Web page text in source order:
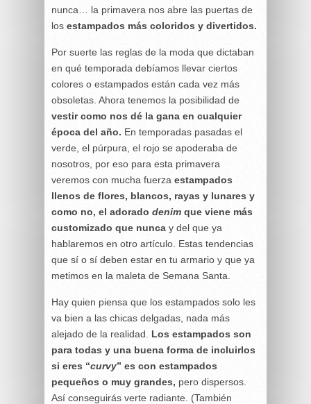
nunca… la primavera nos abre las puertas de
los estampados más coloridos y divertidos.
Por suerte las reglas de la moda que dictaban
en qué temporada debíamos llevar ciertos
colores o estampados están cada vez más
obsoletas. Ahora tenemos la posibilidad de
vestir como nos dé la gana en cualquier
época del año. En temporadas pasadas el
verde, el púrpura, el rojo se apoderaba de
nosotros, por eso para esta primavera
veremos con mucha fuerza estampados
llenos de flores, blancos, rayas y lunares y
como no, el adorado denim que viene más
customizado que nunca y del que ya
hablaremos en otro artículo. Estas tendencias
que sí o sí deben estar en tu armario y que ya
metimos en la maleta de Semana Santa.
Hay quien piensa que los estampados solo les
va bien a las chicas delgadas, nada más
alejado de la realidad. Los estampados son
para todas y una buena forma de incluirlos
si eres “curvy” es con estampados
pequeños o muy grandes, pero dispersos.
Así conseguirás verte radiante. (También